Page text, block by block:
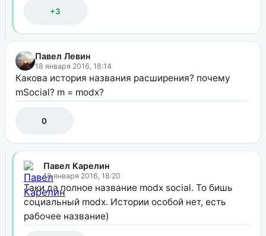
+3
Павел Левин
18 января 2016, 18:14
Какова история названия расширения? почему
mSocial? m = modx?
0
Павел Карелин
18 января 2016, 18:20
Таки да полное название modx social. То бишь
социальный modx. Истории особой нет, есть
рабочее название)